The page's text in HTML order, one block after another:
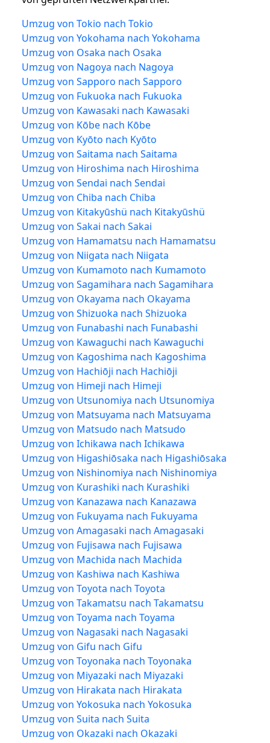
Umzug von Tokio nach Tokio
Umzug von Yokohama nach Yokohama
Umzug von Osaka nach Osaka
Umzug von Nagoya nach Nagoya
Umzug von Sapporo nach Sapporo
Umzug von Fukuoka nach Fukuoka
Umzug von Kawasaki nach Kawasaki
Umzug von Kōbe nach Kōbe
Umzug von Kyōto nach Kyōto
Umzug von Saitama nach Saitama
Umzug von Hiroshima nach Hiroshima
Umzug von Sendai nach Sendai
Umzug von Chiba nach Chiba
Umzug von Kitakyūshü nach Kitakyūshü
Umzug von Sakai nach Sakai
Umzug von Hamamatsu nach Hamamatsu
Umzug von Niigata nach Niigata
Umzug von Kumamoto nach Kumamoto
Umzug von Sagamihara nach Sagamihara
Umzug von Okayama nach Okayama
Umzug von Shizuoka nach Shizuoka
Umzug von Funabashi nach Funabashi
Umzug von Kawaguchi nach Kawaguchi
Umzug von Kagoshima nach Kagoshima
Umzug von Hachiōji nach Hachiōji
Umzug von Himeji nach Himeji
Umzug von Utsunomiya nach Utsunomiya
Umzug von Matsuyama nach Matsuyama
Umzug von Matsudo nach Matsudo
Umzug von Ichikawa nach Ichikawa
Umzug von Higashiōsaka nach Higashiōsaka
Umzug von Nishinomiya nach Nishinomiya
Umzug von Kurashiki nach Kurashiki
Umzug von Kanazawa nach Kanazawa
Umzug von Fukuyama nach Fukuyama
Umzug von Amagasaki nach Amagasaki
Umzug von Fujisawa nach Fujisawa
Umzug von Machida nach Machida
Umzug von Kashiwa nach Kashiwa
Umzug von Toyota nach Toyota
Umzug von Takamatsu nach Takamatsu
Umzug von Toyama nach Toyama
Umzug von Nagasaki nach Nagasaki
Umzug von Gifu nach Gifu
Umzug von Toyonaka nach Toyonaka
Umzug von Miyazaki nach Miyazaki
Umzug von Hirakata nach Hirakata
Umzug von Yokosuka nach Yokosuka
Umzug von Suita nach Suita
Umzug von Okazaki nach Okazaki